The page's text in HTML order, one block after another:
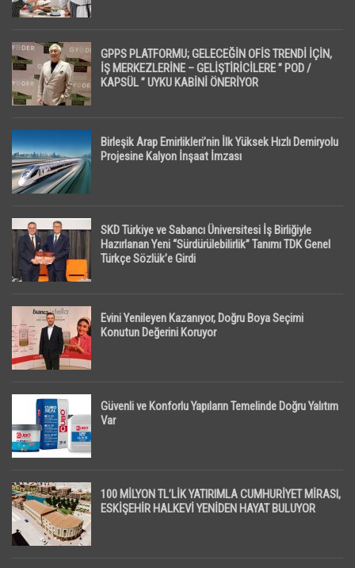
GPPS PLATFORMU; GELECEĞİN OFİS TRENDİ İÇİN,
İŞ MERKEZLERİNE – GELİŞTİRİCİLERE ” POD /
KAPSÜL ” UYKU KABİNİ ÖNERİYOR
Birleşik Arap Emirlikleri’nin İlk Yüksek Hızlı Demiryolu
Projesine Kalyon İnşaat İmzası
SKD Türkiye ve Sabancı Üniversitesi İş Birliğiyle
Hazırlanan Yeni “Sürdürülebilirlik” Tanımı TDK Genel
Türkçe Sözlük’e Girdi
Evini Yenileyen Kazanıyor, Doğru Boya Seçimi
Konutun Değerini Koruyor
Güvenli ve Konforlu Yapıların Temelinde Doğru Yalıtım
Var
100 MİLYON TL’LİK YATIRIMLA CUMHURİYET MİRASI,
ESKİŞEHİR HALKEVİ YENİDEN HAYAT BULUYOR